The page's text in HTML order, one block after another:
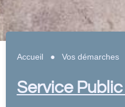
Accueil ● Vos démarches
Service